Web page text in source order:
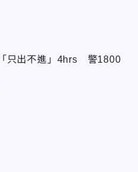
只出不進」4hrs 警1800